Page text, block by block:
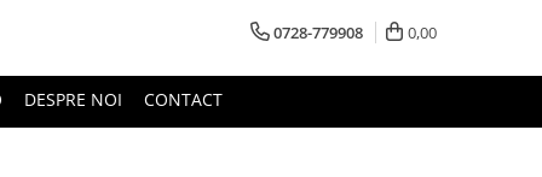
0728-779908 0,00
DESPRE NOI CONTACT